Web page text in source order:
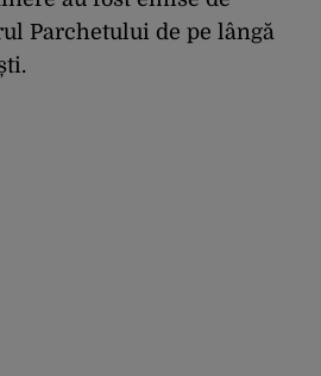
Parchetului de pe lângă